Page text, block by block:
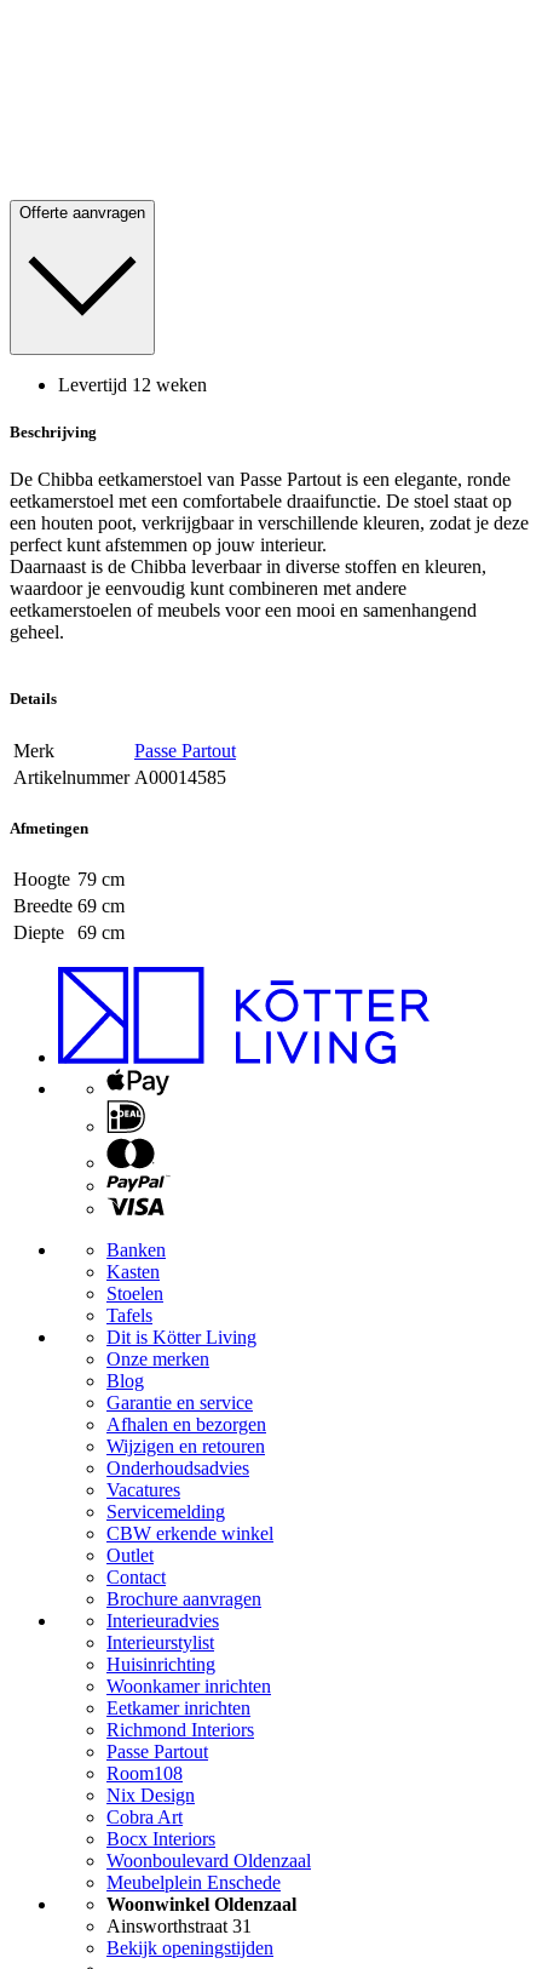
Offerte aanvragen
Levertijd 12 weken
Beschrijving
De Chibba eetkamerstoel van Passe Partout is een elegante, ronde
eetkamerstoel met een comfortabele draaifunctie. De stoel staat op
een houten poot, verkrijgbaar in verschillende kleuren, zodat je deze
perfect kunt afstemmen op jouw interieur.
Daarnaast is de Chibba leverbaar in diverse stoffen en kleuren,
waardoor je eenvoudig kunt combineren met andere
eetkamerstoelen of meubels voor een mooi en samenhangend
geheel.
Details
Merk
Passe Partout
Artikelnummer A00014585
Afmetingen
Hoogte 79 cm
Breedte 69 cm
Diepte
69 cm
Banken
Kasten
Stoelen
Tafels
Dit is Kötter Living
Onze merken
Blog
Garantie en service
Afhalen en bezorgen
Wijzigen en retouren
Onderhoudsadvies
Vacatures
Servicemelding
CBW erkende winkel
Outlet
Contact
Brochure aanvragen
Interieuradvies
Interieurstylist
Huisinrichting
Woonkamer inrichten
Eetkamer inrichten
Richmond Interiors
Passe Partout
Room108
Nix Design
Cobra Art
Bocx Interiors
Woonboulevard Oldenzaal
Meubelplein Enschede
Woonwinkel Oldenzaal
Ainsworthstraat 31
Bekijk openingstijden